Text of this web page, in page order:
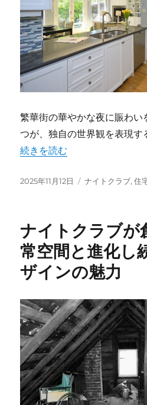
繁華街の華やかな夜に賑わい
つが、独自の世界観を表現す
“ナイトクラブを彩る非日常
続きを読む
投
2025年11月12日
カ
ー
ナイトクラブ,住
ナイトクラブが
常空間と進化し
ザインの魅力